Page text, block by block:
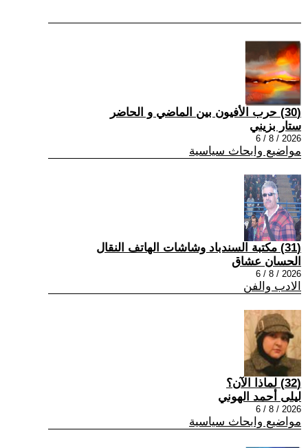
(30) حرب الأفيون بين الماضي و الحاضر
ستار بزيني
2026 / 8 / 6
مواضيع وابحاث سياسية
(31) مكتبة السندباد وشاشات الهاتف النقال
الحسان عشاق
2026 / 8 / 6
الادب والفن
(32) لماذا الآن؟
ليلى أحمد الهوني
2026 / 8 / 6
مواضيع وابحاث سياسية